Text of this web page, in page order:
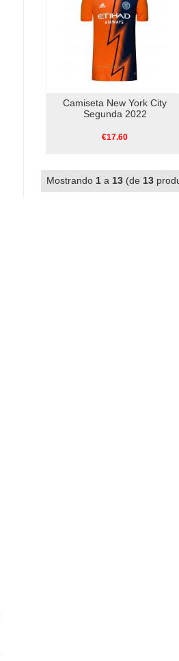
Camiseta New York City
Segunda 2022
€17.60
Mostrando 1 a 13 (de 13